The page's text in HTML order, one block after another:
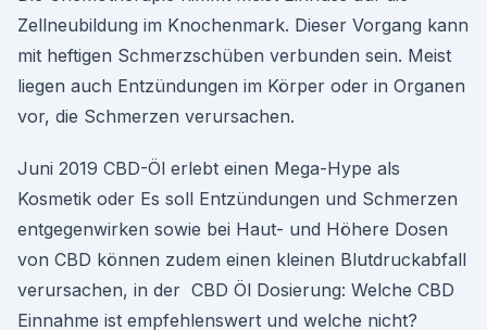
Zellneubildung im Knochenmark. Dieser Vorgang kann
mit heftigen Schmerzschüben verbunden sein. Meist
liegen auch Entzündungen im Körper oder in Organen
vor, die Schmerzen verursachen.
Juni 2019 CBD-Öl erlebt einen Mega-Hype als
Kosmetik oder Es soll Entzündungen und Schmerzen
entgegenwirken sowie bei Haut- und Höhere Dosen
von CBD können zudem einen kleinen Blutdruckabfall
verursachen, in der CBD Öl Dosierung: Welche CBD
Einnahme ist empfehlenswert und welche nicht?